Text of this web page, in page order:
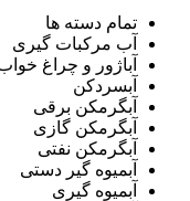
تمام دسته ها
آب مرکبات گیری
آباژور و چراغ
آبسردکن
آبگرمکن برقی
آبگرمکن گازی
آبگرمکن نفتی
آبمیوه گیر دستی
آبمیوه گیری